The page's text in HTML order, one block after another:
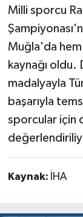
Milli sporcu
Muğla'da
kaynağı
madalyayla
başarıyla
sporcular için
Kaynak: İHA